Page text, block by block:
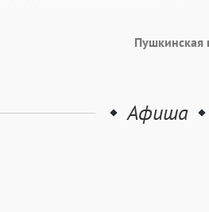
Пушкинская
Афиша